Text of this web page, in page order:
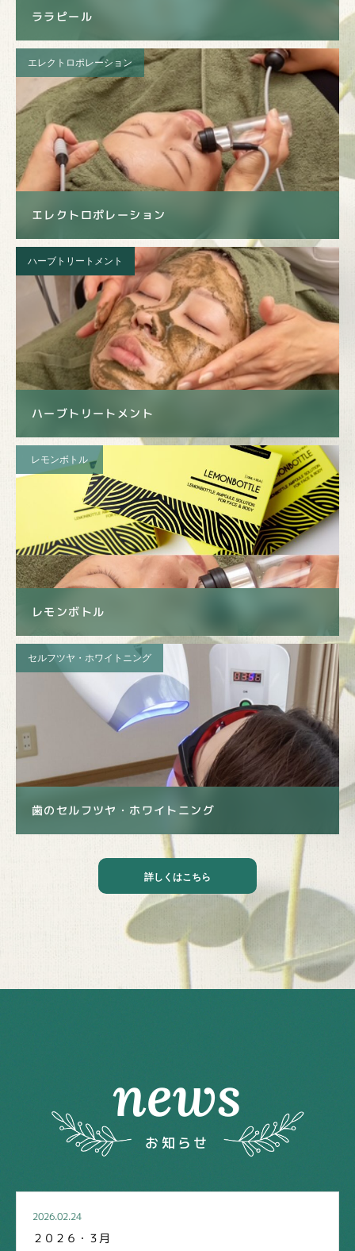
ララピール
エレクトロポレーション
エレクトロポレーション
ハーブトリートメント
ハーブトリートメント
レモンボトル
レモンボトル
セルフツヤ・ホワイトニング
歯のセルフツヤ・ホワイトニング
詳しくはこちら
news
お知らせ
2026.02.24
２０２６・３月